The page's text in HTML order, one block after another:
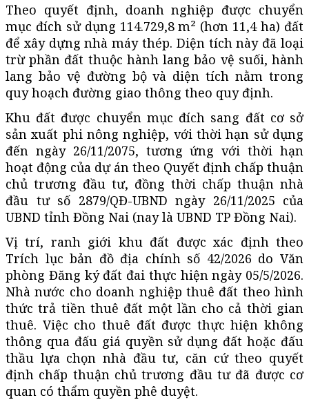
Theo quyết định, doanh nghiệp được chuyển
mục đích sử dụng 114.729,8 m² (hơn 11,4 ha) đất
để xây dựng nhà máy thép. Diện tích này đã loại
trừ phần đất thuộc hành lang bảo vệ suối, hành
lang bảo vệ đường bộ và diện tích nằm trong
quy hoạch đường giao thông theo quy định.
Khu đất được chuyển mục đích sang đất cơ sở
sản xuất phi nông nghiệp, với thời hạn sử dụng
đến ngày 26/11/2075, tương ứng với thời hạn
hoạt động của dự án theo Quyết định chấp thuận
chủ trương đầu tư, đồng thời chấp thuận nhà
đầu tư số 2879/QĐ-UBND ngày 26/11/2025 của
UBND tỉnh Đồng Nai (nay là UBND TP Đồng Nai).
Vị trí, ranh giới khu đất được xác định theo
Trích lục bản đồ địa chính số 42/2026 do Văn
phòng Đăng ký đất đai thực hiện ngày 05/5/2026.
Nhà nước cho doanh nghiệp thuê đất theo hình
thức trả tiền thuê đất một lần cho cả thời gian
thuê. Việc cho thuê đất được thực hiện không
thông qua đấu giá quyền sử dụng đất hoặc đấu
thầu lựa chọn nhà đầu tư, căn cứ theo quyết
định chấp thuận chủ trương đầu tư đã được cơ
quan có thẩm quyền phê duyệt.